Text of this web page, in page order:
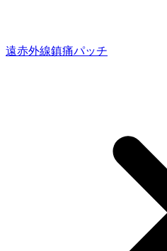
遠赤外線鎮痛パッチ